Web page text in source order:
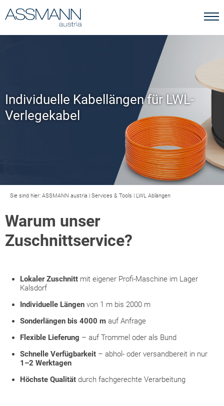
Individuelle Kabellängen für LWL-
Verlegekabel
Sie sind hier: ASSMANN austria | Services & Tools | LWL Ablängen
Warum unser
Zuschnittservice?
Lokaler Zuschnitt mit eigener Profi-Maschine im Lager
Kalsdorf
Individuelle Längen von 1 m bis 2000 m
Sonderlängen bis 4000 m auf Anfrage
Flexible Lieferung – auf Trommel oder als Bund
Schnelle Verfügbarkeit – abhol- oder versandbereit in nur
1–2 Werktagen
Höchste Qualität durch fachgerechte Verarbeitung